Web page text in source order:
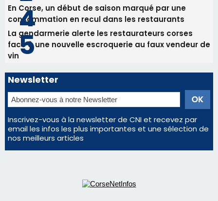
En Corse, un début de saison marqué par une
consommation en recul dans les restaurants
La gendarmerie alerte les restaurateurs corses
face à une nouvelle escroquerie au faux vendeur de
vin
Newsletter
Inscrivez-vous à la newsletter de CNI et recevez par
email les infos les plus importantes et une sélection de
nos meilleurs articles